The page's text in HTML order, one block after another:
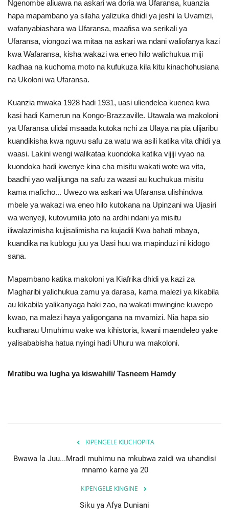
Udhamini wa Nasser
Nyaraka na Marejeleo
Waanzilishi
Nyaraka
Nafasi
Washiriki
Video
Maonyesho
Wadhamini
English Swahili español
French Arabic
Ngenombe aliuawa na askari wa doria wa Ufaransa, kuanzia
hapa mapambano ya silaha yalizuka dhidi ya jeshi la Uvamizi,
wafanyabiashara wa Ufaransa, maafisa wa serikali ya
Ufaransa, viongozi wa mitaa na askari wa ndani waliofanya kazi
kwa Wafaransa, kisha wakazi wa eneo hilo walichukua miji
kadhaa na kuchoma moto na kufukuza kila kitu kinachohusiana
na Ukoloni wa Ufaransa.
Kuanzia mwaka 1928 hadi 1931, uasi uliendelea kuenea kwa
kasi hadi Kamerun na Kongo-Brazzaville. Utawala wa makoloni
ya Ufaransa ulidai msaada kutoka nchi za Ulaya na pia ulijaribu
kuandikisha kwa nguvu safu za watu wa asili katika vita dhidi ya
waasi. Lakini wengi walikataa kuondoka katika vijiji vyao na
kuondoka hadi kwenye kina cha misitu wakati wote wa vita,
baadhi yao walijiunga na safu za waasi au kuchukua misitu
kama maficho... Uwezo wa askari wa Ufaransa ulishindwa
mbele ya wakazi wa eneo hilo kutokana na Upinzani wa Ujasiri
wa wenyeji, kutovumilia joto na ardhi ndani ya misitu
iliwalazimisha kujisalimisha na kujadili Kwa bahati mbaya,
kuandika na kublogu juu ya Uasi huu wa mapinduzi ni kidogo
sana.
Mapambano katika makoloni ya Kiafrika dhidi ya kazi za
Magharibi yalichukua zamu ya darasa, kama malezi ya kikabila
au kikabila yalikanyaga haki zao, na wakati mwingine kuwepo
kwao, na malezi haya yaligongana na mvamizi. Nia hapa sio
kudharau Umuhimu wake wa kihistoria, kwani maendeleo yake
yalisababisha hatua nyingi hadi Uhuru wa makoloni.
Mratibu wa lugha ya kiswahili/ Tasneem Hamdy
KIPENGELE KILICHOPITA
Bwawa la Juu...Mradi muhimu na mkubwa zaidi wa uhandisi
mnamo karne ya 20
KIPENGELE KINGINE
Siku ya Afya Duniani